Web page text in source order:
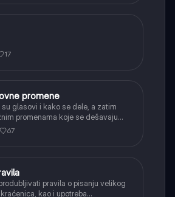
17
promene
glasovi i kako se dele, a zatim
promenama koje se dešavaju
nađu jedan pored drugog u rečima
suglasnika po zvučnosti i mestu
67
pravila o pisanju velikog
kao i upotreba